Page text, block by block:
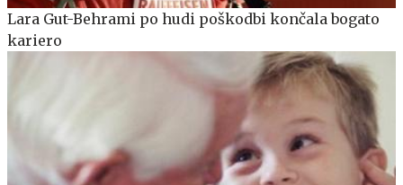
Lara Gut-Behrami po hudi poškodbi končala bogato
kariero